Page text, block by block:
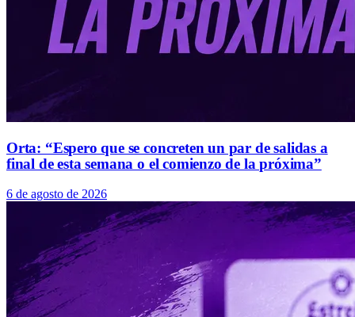
Orta: “Espero que se concreten un par de salidas a
final de esta semana o el comienzo de la próxima”
6 de agosto de 2026